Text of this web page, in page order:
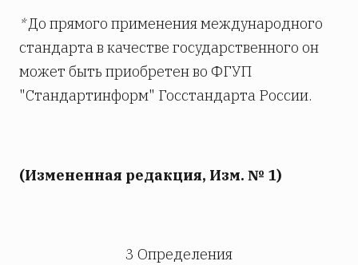
*До прямого применения международного
стандарта в качестве государственного он
может быть приобретен во ФГУП
"Стандартинформ" Госстандарта России.
(Измененная редакция, Изм. № 1)
3 Определения